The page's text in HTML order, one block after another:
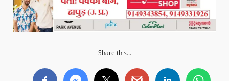
Share this...